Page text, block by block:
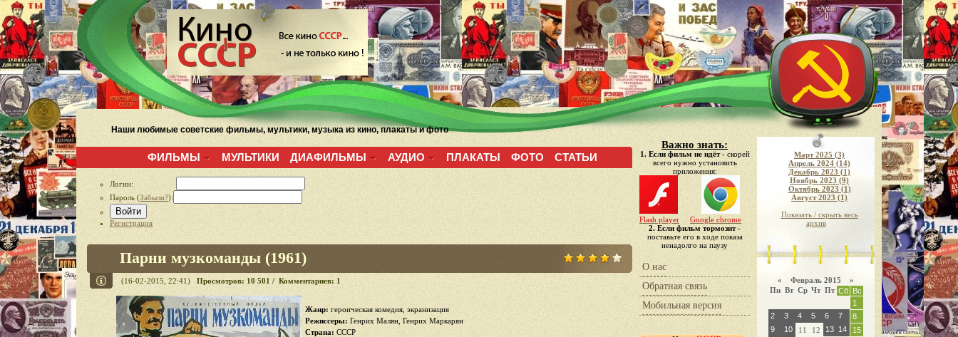
Наши любимые советские фильмы, мультики, музыка из кино, плакаты и фото
ФИЛЬМЫ МУЛЬТИКИ ДИАФИЛЬМЫ АУДИО ПЛАКАТЫ ФОТО СТАТЬИ
Логин:
Пароль (Забыли?):
Войти
Регистрация
Парни музкоманды (1961)
(16-02-2015, 22:41) Просмотров: 10 501 / Комментариев: 1
Жанр: героическая комедия, экранизация
Режиссеры: Генрих Малян, Генрих Маркарян
Страна: СССР
Важно знать:
1. Если фильм не идёт- скорей
всего нужно установить
приложения:
Flash player
Google chrome
2. Если фильм тормозит-
поставьте его в ходе показа
ненадолго на паузу
О нас
Обратная связь
Мобильная версия
Март 2025 (3)
Апрель 2024 (14)
Декабрь 2023 (1)
Ноябрь 2023 (9)
Октябрь 2023 (1)
Август 2023 (1)
Показать / скрыть весь
архив
« Февраль 2015 »
Пн Вт Ср Чт Пт Сб Вс
1
2
3 4 5 6 7
8
9
10 11 12 13 14
15